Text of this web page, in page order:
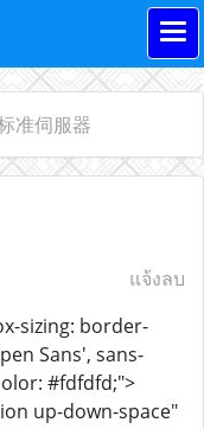
准伺服器
แจ้งลบ
sizing: border-
Sans', sans-
#fdfdfd;">
up-down-space"